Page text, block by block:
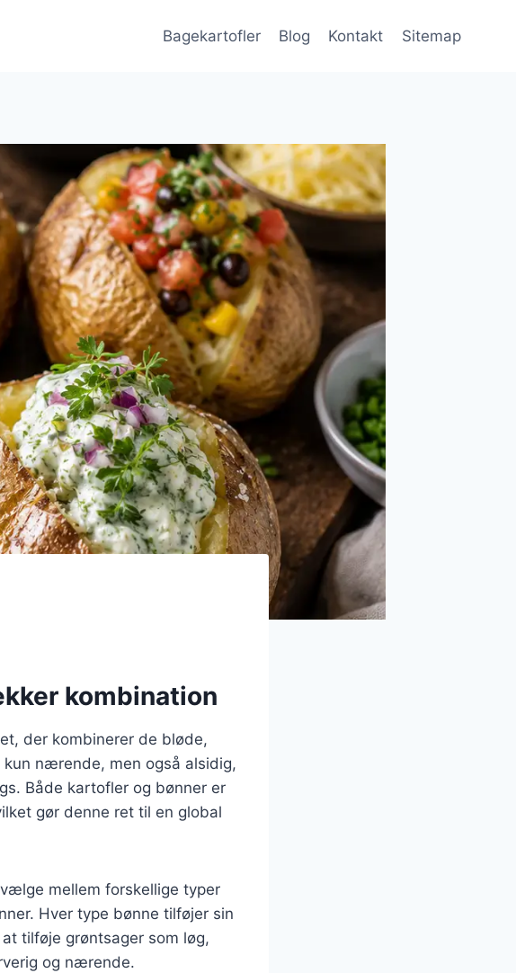
Bagekartofler Blog Kontakt Sitemap
kombination
der kombinerer de bløde,
nærende, men også alsidig,
Både kartofler og bønner er
gør denne ret til en global
mellem forskellige typer
Hver type bønne tilføjer sin
tilføje grøntsager som løg,
og nærende.